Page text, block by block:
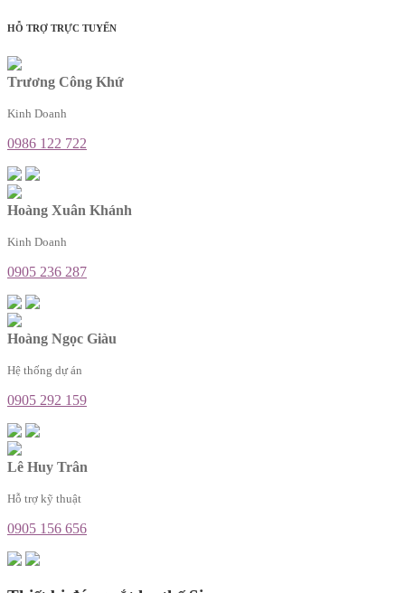
HỖ TRỢ TRỰC TUYẾN
Trương Công Khứ
Kinh Doanh
0986 122 722
Hoàng Xuân Khánh
Kinh Doanh
0905 236 287
Hoàng Ngọc Giàu
Hệ thống dự án
0905 292 159
Lê Huy Trân
Hỗ trợ kỹ thuật
0905 156 656